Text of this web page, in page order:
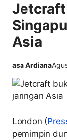
Jetcraft
Asia
asa Ardiana
London (
pemimpin